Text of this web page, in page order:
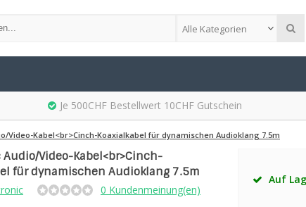
Alle Kategorien
Je 500CHF Bestellwert 10CHF Gutschein
Video-Kabel<br>Cinch-Koaxialkabel für dynamischen Audioklang 7.5m
Video-Kabel<br>Cinch-
für dynamischen Audioklang 7.5m
0 Kundenmeinung(en)
Auf